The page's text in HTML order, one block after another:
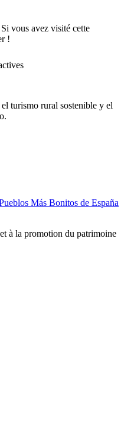
vous avez visité cette
!
turismo rural sostenible y el
Más Bonitos de España
à la promotion du patrimoine